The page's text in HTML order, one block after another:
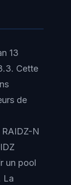
13
Cette
de
N
un pool
La